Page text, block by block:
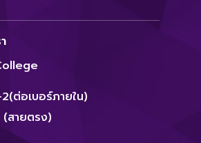
ต่อเบอร์ภายใน)
สายตรง)